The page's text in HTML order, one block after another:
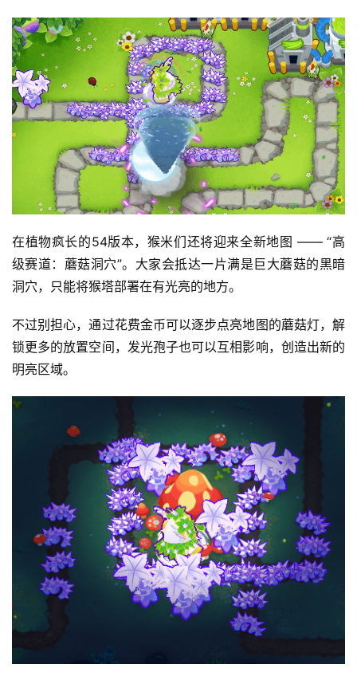
首
在植物疯长的54版本，猴米们还将迎来全新地图 —— “高
级赛道：蘑菇洞穴”。大家会抵达一片满是巨大蘑菇的黑暗
洞穴，只能将猴塔部署在有光亮的地方。
不过别担心，通过花费金币可以逐步点亮地图的蘑菇灯，解
锁更多的放置空间，发光孢子也可以互相影响，创造出新的
明亮区域。